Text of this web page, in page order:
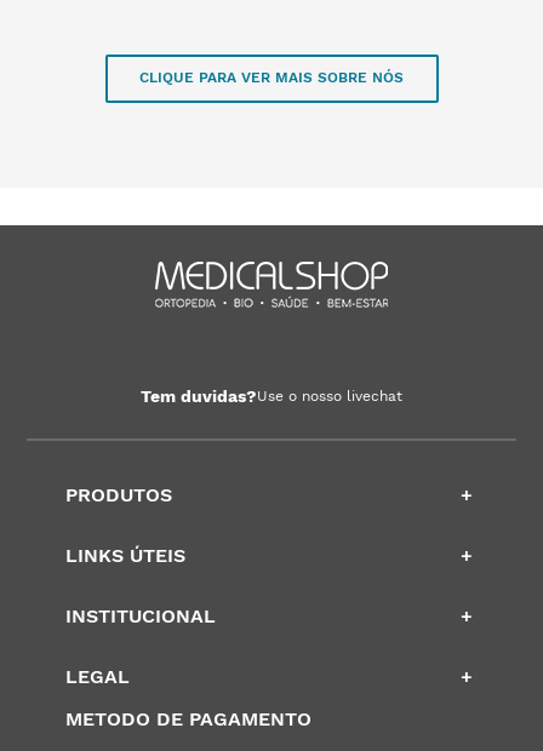
CLIQUE PARA VER MAIS SOBRE NÓS
Tem duvidas?Use o nosso livechat
PRODUTOS +
LINKS ÚTEIS +
INSTITUCIONAL +
LEGAL
+
METODO DE PAGAMENTO